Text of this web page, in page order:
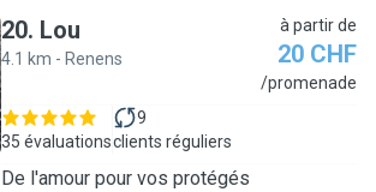
20. Lou
4.1 km - Renens
à partir de
20 CHF
/promenade
35 évaluations
9
clients réguliers
De l'amour pour vos protégés